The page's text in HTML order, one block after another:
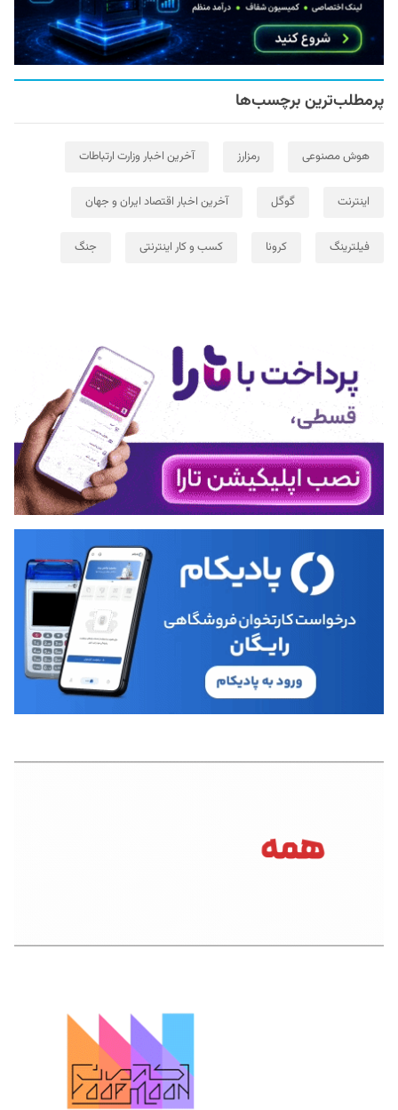
پرمطلب‌ترین برچسب‌ها
هوش مصنوعی رمزارز آخرین اخبار وزارت ارتباطات
اینترنت گوگل آخرین اخبار اقتصاد ایران و جهان
فیلترینگ کرونا کسب و کار اینترنتی جنگ